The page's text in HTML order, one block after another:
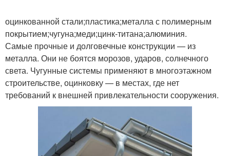
оцинкованной стали;пластика;металла с полимерным
покрытием;чугуна;меди;цинк-титана;алюминия.
Самые прочные и долговечные конструкции — из
металла. Они не боятся морозов, ударов, солнечного
света. Чугунные системы применяют в многоэтажном
строительстве, оцинковку — в местах, где нет
требований к внешней привлекательности сооружения.